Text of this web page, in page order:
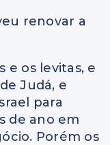
renovar a
e os levitas, e
Judá, e
para
de ano em
Porém os